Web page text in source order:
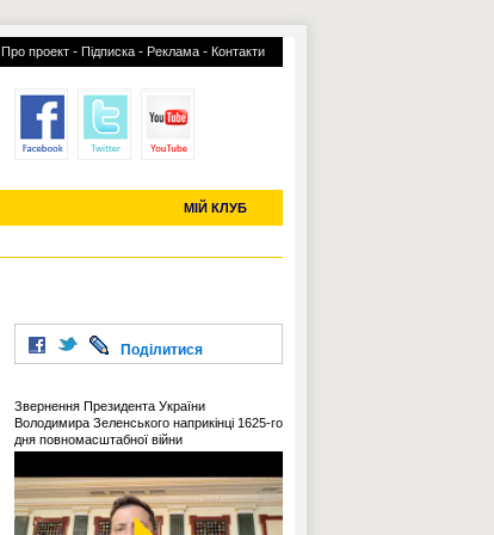
Про проект - Підписка - Реклама - Контакти
МІЙ КЛУБ
УСІ ТРАНСФЕРИ
Поділитися
Звернення Президента України
Володимира Зеленського наприкінці 1625-го
дня повномасштабної війни